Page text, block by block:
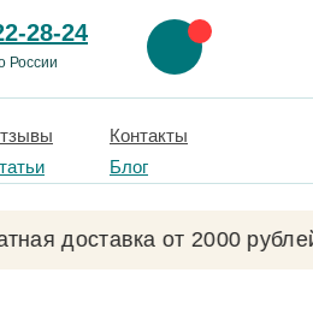
Блог
Контакты
28-24
России
от 2000 рублей